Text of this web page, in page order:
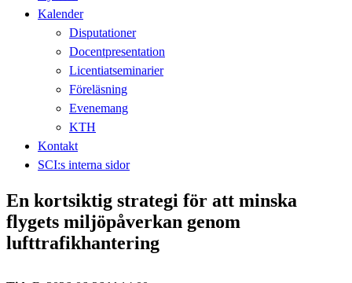
Kalender
Disputationer
Docentpresentation
Licentiatseminarier
Föreläsning
Evenemang
KTH
Kontakt
SCI:s interna sidor
En kortsiktig strategi för att minska
flygets miljöpåverkan genom
lufttrafikhantering